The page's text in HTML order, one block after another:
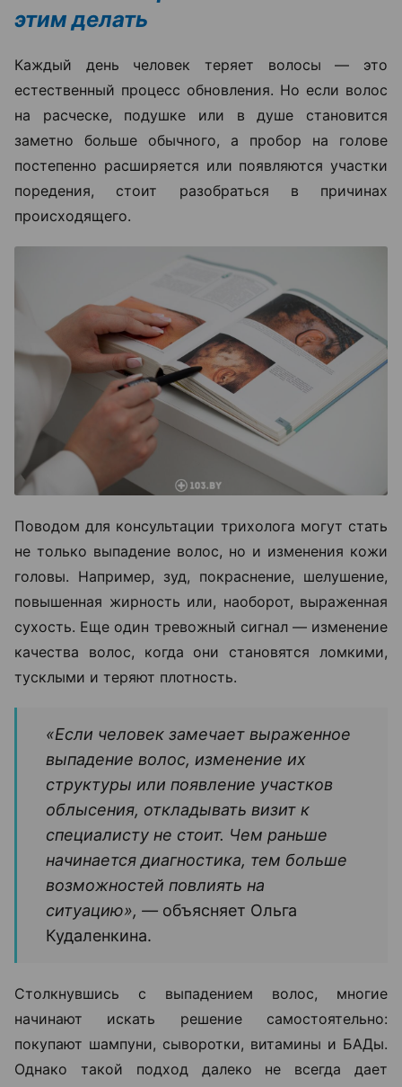
этим делать
Каждый день человек теряет волосы — это
естественный процесс обновления. Но если волос
на расческе, подушке или в душе становится
заметно больше обычного, а пробор на голове
постепенно расширяется или появляются участки
поредения, стоит разобраться в причинах
происходящего.
Поводом для консультации трихолога могут стать
не только выпадение волос, но и изменения кожи
головы. Например, зуд, покраснение, шелушение,
повышенная жирность или, наоборот, выраженная
сухость. Еще один тревожный сигнал — изменение
качества волос, когда они становятся ломкими,
тусклыми и теряют плотность.
«Если человек замечает выраженное
выпадение волос, изменение их
структуры или появление участков
облысения, откладывать визит к
специалисту не стоит. Чем раньше
начинается диагностика, тем больше
возможностей повлиять на
ситуацию», — объясняет Ольга
Кудаленкина.
Столкнувшись с выпадением волос, многие
начинают искать решение самостоятельно:
покупают шампуни, сыворотки, витамины и БАДы.
Однако такой подход далеко не всегда дает